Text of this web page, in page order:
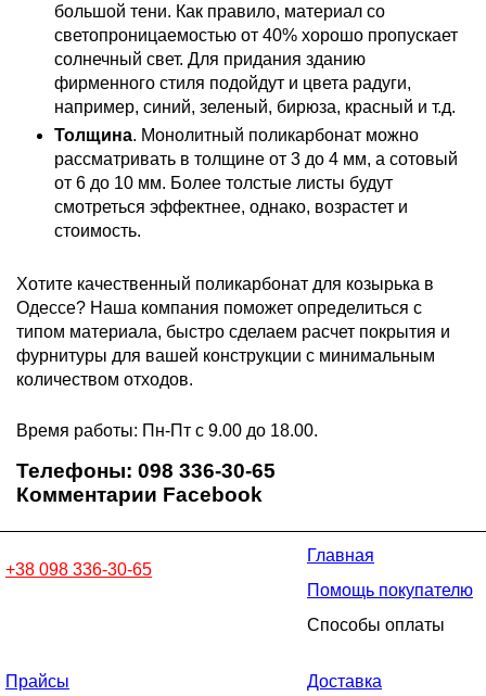
большой тени. Как правило, материал со
светопроницаемостью от 40% хорошо пропускает
солнечный свет. Для придания зданию
фирменного стиля подойдут и цвета радуги,
например, синий, зеленый, бирюза, красный и т.д.
Толщина. Монолитный поликарбонат можно
рассматривать в толщине от 3 до 4 мм, а сотовый
от 6 до 10 мм. Более толстые листы будут
смотреться эффектнее, однако, возрастет и
стоимость.
Хотите качественный поликарбонат для козырька в
Одессе? Наша компания поможет определиться с
типом материала, быстро сделаем расчет покрытия и
фурнитуры для вашей конструкции с минимальным
количеством отходов.
Время работы: Пн-Пт с 9.00 до 18.00.
Телефоны: 098 336-30-65
Комментарии Facebook
+38 098 336-30-65
Главная
Помощь покупателю
Способы оплаты
Прайсы Доставка